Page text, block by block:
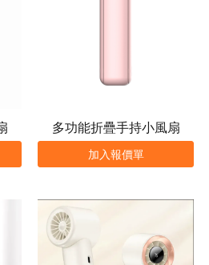
多功能折疊手持小風扇
加入報價單